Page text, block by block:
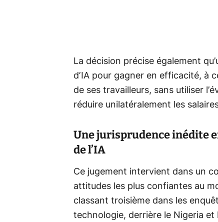
La décision précise également
d’IA pour gagner en efficacité, à
de ses travailleurs, sans utiliser
réduire unilatéralement les
Une jurisprudence inédite
de l’IA
Ce jugement intervient dans un
attitudes les plus confiantes au
classant troisième dans les
technologie, derrière le Nigeria et